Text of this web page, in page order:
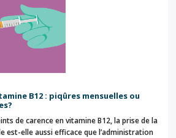
B12 : piqûres mensuelles ou
de carence en vitamine B12, la prise de la
est-elle aussi efficace que l’administration